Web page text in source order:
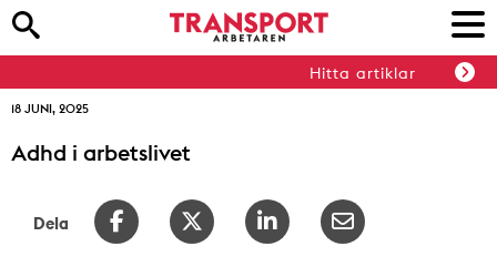
Hitta artiklar
18 JUNI, 2025
Adhd i arbetslivet
Dela